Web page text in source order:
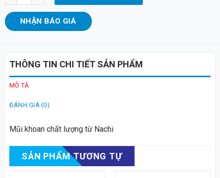
NHẬN BÁO GIÁ
THÔNG TIN CHI TIẾT SẢN PHẨM
MÔ TẢ
ĐÁNH GIÁ (0)
Mũi khoan chất lượng từ Nachi
SẢN PHẨM TƯƠNG TỰ